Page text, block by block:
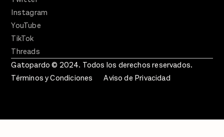
Instagram
YouTube
TikTok
Threads
Gatopardo © 2024. Todos los derechos reservados.
Términos y Condiciones
Aviso de Privacidad